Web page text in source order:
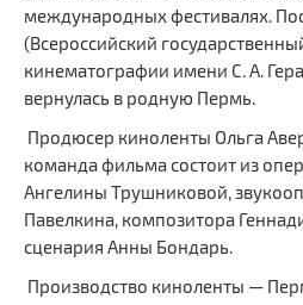
международных фестивалях.
(Всероссийский
кинематографии имени С. А.
вернулась в родную Пермь.
Продюсер киноленты Ольга
команда фильма состоит из
Ангелины Трушниковой,
Павелкина, композитора
сценария Анны Бондарь.
Производство киноленты —